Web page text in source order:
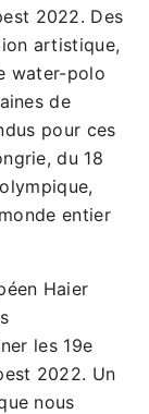
2022. Des
artistique,
water-polo
de
pour ces
du 18
entier
Haier
les 19e
2022. Un
nous